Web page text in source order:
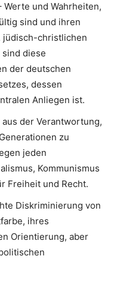
und Wahrheiten,
sind und ihren
jüdisch-christlichen
diese
der deutschen
dessen
Anliegen ist.
der Verantwortung,
zu
jeden
Kommunismus
Freiheit und Recht.
Diskriminierung von
ihres
Orientierung, aber